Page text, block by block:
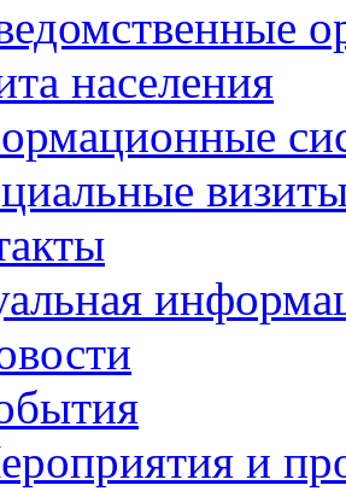
населения
и